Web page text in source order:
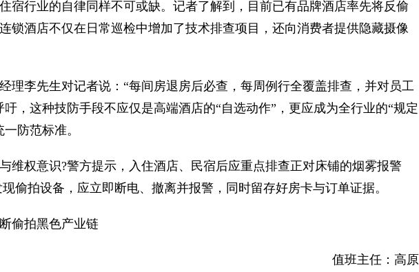
行业的自律同样不可或缺。记者了解到，目前已有品牌酒店率先将反偷
锁酒店不仅在日常巡检中增加了技术排查项目，还向消费者提供隐藏摄像
李先生对记者说：“每间房退房后必查，每周例行全覆盖排查，并对员工
，这种技防手段不应仅是高端酒店的“自选动作”，更应成为全行业的“规定
防范标准。
权意识?警方提示，入住酒店、民宿后应重点排查正对床铺的烟雾报警
偷拍设备，应立即断电、撤离并报警，同时留存好房卡与订单证据。
偷拍黑色产业链
值班主任：高原